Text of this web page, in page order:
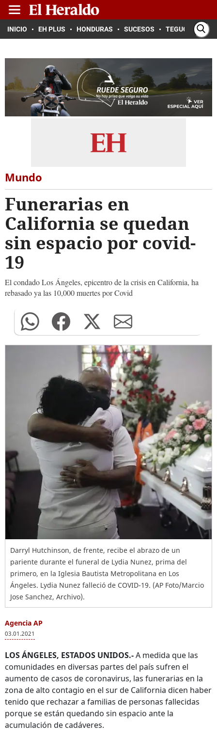
INICIO EH PLUS HONDURAS SUCESOS TEGUCIGALPA
Mundo
Funerarias en
California se quedan
sin espacio por covid-
19
El condado Los Ángeles, epicentro de la crisis en California, ha
rebasado ya las 10,000 muertes por Covid
Darryl Hutchinson, de frente, recibe el abrazo de un
pariente durante el funeral de Lydia Nunez, prima del
primero, en la Iglesia Bautista Metropolitana en Los
Ángeles. Lydia Nunez falleció de COVID-19. (AP Foto/Marcio
Jose Sanchez, Archivo).
Agencia AP
03.01.2021
LOS ÁNGELES, ESTADOS UNIDOS.-A medida que las
comunidades en diversas partes del país sufren el
aumento de casos de coronavirus, las funerarias en la
zona de alto contagio en el sur de California dicen haber
tenido que rechazar a familias de personas fallecidas
porque se están quedando sin espacio ante la
acumulación de cadáveres.